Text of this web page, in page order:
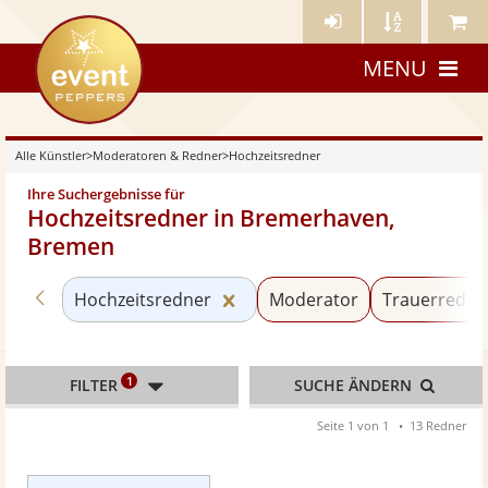
Künstler- Künstler Meine
eventpeppers
MENU
Alle Künstler>Moderatoren & Redner>Hochzeitsredner
Ihre Suchergebnisse für
Hochzeitsredner in Bremerhaven,
Bremen
Zurück zu «Moderatoren & Redner»
Hochzeitsredner Kategorie
Moderator
FILTER 1 SUCHE ÄNDERN
Seite 1 von 1 13 Redner